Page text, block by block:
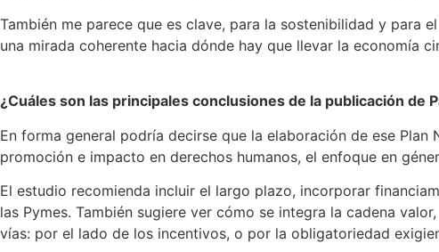
También me parece que es clave, para la sostenibilidad y para
una mirada coherente hacia dónde hay que llevar la economía
¿Cuáles son las principales conclusiones de la publicación de
En forma general podría decirse que la elaboración de ese
promoción e impacto en derechos humanos, el enfoque en
El estudio recomienda incluir el largo plazo, incorporar
las Pymes. También sugiere ver cómo se integra la cadena
vías: por el lado de los incentivos, o por la obligatoriedad